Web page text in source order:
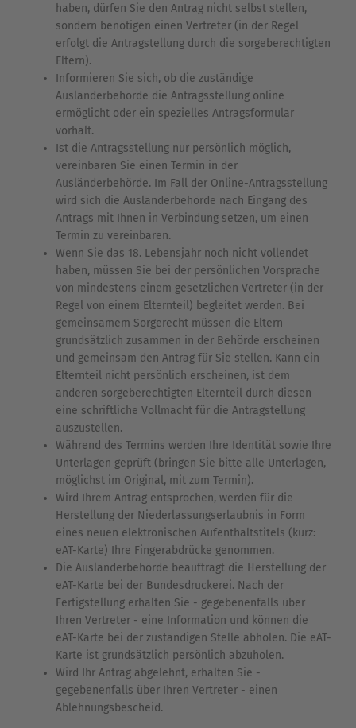
haben, dürfen Sie den Antrag nicht selbst stellen,
sondern benötigen einen Vertreter (in der Regel
erfolgt die Antragstellung durch die sorgeberechtigten
Eltern).
Informieren Sie sich, ob die zuständige
Ausländerbehörde die Antragsstellung online
ermöglicht oder ein spezielles Antragsformular
vorhält.
Ist die Antragsstellung nur persönlich möglich,
vereinbaren Sie einen Termin in der
Ausländerbehörde. Im Fall der Online-Antragsstellung
wird sich die Ausländerbehörde nach Eingang des
Antrags mit Ihnen in Verbindung setzen, um einen
Termin zu vereinbaren.
Wenn Sie das 18. Lebensjahr noch nicht vollendet
haben, müssen Sie bei der persönlichen Vorsprache
von mindestens einem gesetzlichen Vertreter (in der
Regel von einem Elternteil) begleitet werden. Bei
gemeinsamem Sorgerecht müssen die Eltern
grundsätzlich zusammen in der Behörde erscheinen
und gemeinsam den Antrag für Sie stellen. Kann ein
Elternteil nicht persönlich erscheinen, ist dem
anderen sorgeberechtigten Elternteil durch diesen
eine schriftliche Vollmacht für die Antragstellung
auszustellen.
Während des Termins werden Ihre Identität sowie Ihre
Unterlagen geprüft (bringen Sie bitte alle Unterlagen,
möglichst im Original, mit zum Termin).
Wird Ihrem Antrag entsprochen, werden für die
Herstellung der Niederlassungserlaubnis in Form
eines neuen elektronischen Aufenthaltstitels (kurz:
eAT-Karte) Ihre Fingerabdrücke genommen.
Die Ausländerbehörde beauftragt die Herstellung der
eAT-Karte bei der Bundesdruckerei. Nach der
Fertigstellung erhalten Sie - gegebenenfalls über
Ihren Vertreter - eine Information und können die
eAT-Karte bei der zuständigen Stelle abholen. Die eAT-
Karte ist grundsätzlich persönlich abzuholen.
Wird Ihr Antrag abgelehnt, erhalten Sie -
gegebenenfalls über Ihren Vertreter - einen
Ablehnungsbescheid.